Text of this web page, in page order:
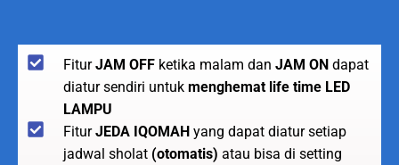
FiturJAM OFF ketika malam dan JAM ON dapat
diatur sendiri untuk menghemat life time LED
LAMPU
FiturJEDA IQOMAH yang dapat diatur setiap
jadwal sholat (otomatis) atau bisa di setting